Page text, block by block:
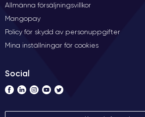
Allmänna försäljningsvillkor
Mangopay
Policy för skydd av personuppgifter
Mina inställningar för cookies
Social